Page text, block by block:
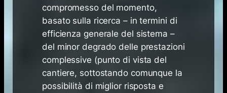
compromesso del momento,
basato sulla ricerca – in termini di
efficienza generale del sistema –
del minor degrado delle prestazioni
complessive (punto di vista del
cantiere, sottostando comunque la
possibilità di miglior risposta e